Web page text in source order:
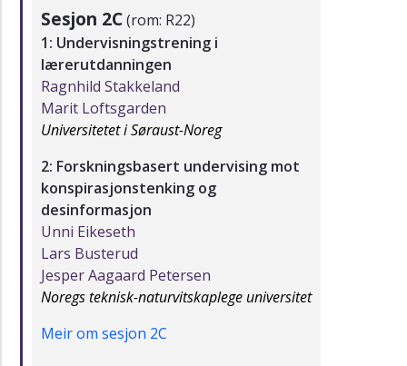
Sesjon 2C(rom: R22)
1: Undervisningstrening i
lærerutdanningen
Ragnhild Stakkeland
Marit Loftsgarden
Universitetet i Søraust-Noreg
2: Forskningsbasert undervising mot
konspirasjonstenking og
desinformasjon
Unni Eikeseth
Lars Busterud
Jesper Aagaard Petersen
Noregs teknisk-naturvitskaplege universitet
Meir om sesjon 2C